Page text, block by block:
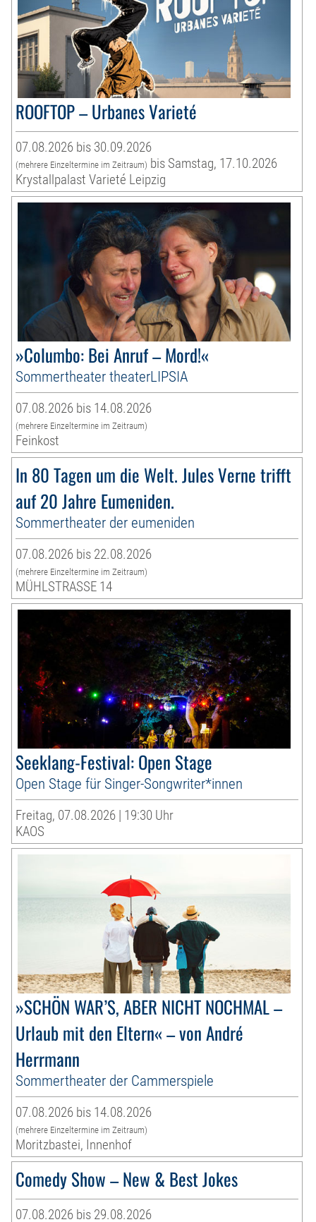
ROOFTOP – Urbanes Varieté
07.08.2026 bis 30.09.2026
(mehrere Einzeltermine im Zeitraum) bis Samstag, 17.10.2026
Krystallpalast Varieté Leipzig
»Columbo: Bei Anruf – Mord!«
Sommertheater theaterLIPSIA
07.08.2026 bis 14.08.2026
(mehrere Einzeltermine im Zeitraum)
Feinkost
In 80 Tagen um die Welt. Jules Verne trifft
auf 20 Jahre Eumeniden.
Sommertheater der eumeniden
07.08.2026 bis 22.08.2026
(mehrere Einzeltermine im Zeitraum)
MÜHLSTRASSE 14
Seeklang-Festival: Open Stage
Open Stage für Singer-Songwriter*innen
Freitag, 07.08.2026 | 19:30 Uhr
KAOS
»SCHÖN WAR’S, ABER NICHT NOCHMAL –
Urlaub mit den Eltern« – von André
Herrmann
Sommertheater der Cammerspiele
07.08.2026 bis 14.08.2026
(mehrere Einzeltermine im Zeitraum)
Moritzbastei, Innenhof
Comedy Show – New & Best Jokes
07.08.2026 bis 29.08.2026